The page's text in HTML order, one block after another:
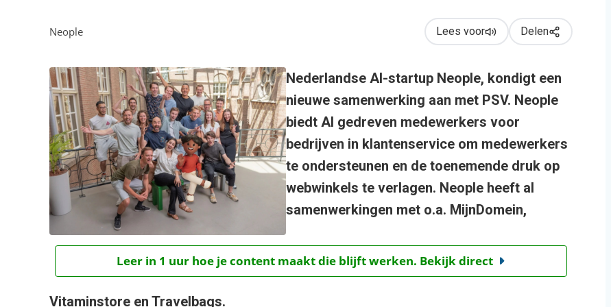
Neople Lees voor Delen
Leer in 1 uur hoe je content maakt die blijft werken. Bekijk direct
Nederlandse AI-startup Neople, kondigt een
nieuwe samenwerking aan met PSV. Neople
biedt AI gedreven medewerkers voor
bedrijven in klantenservice om medewerkers
te ondersteunen en de toenemende druk op
webwinkels te verlagen. Neople heeft al
samenwerkingen met o.a. MijnDomein,
Vitaminstore en Travelbags.